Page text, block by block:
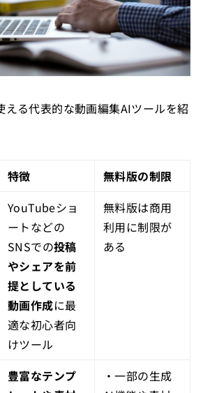
える代表的な動画編集AIツールを紹
特徴
無料版の制限
YouTubeショ
ートなどの
SNSでの投稿
やシェアを前
提としている
動画作成に最
適な初心者向
けツール
無料版は商用
利用に制限が
ある
豊富なテンプ
・一部の生成